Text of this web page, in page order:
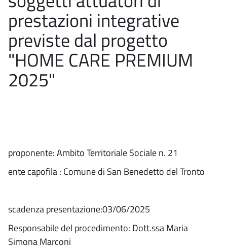
prestazioni integrative
previste dal progetto
"HOME CARE PREMIUM
2025"
proponente: Ambito Territoriale Sociale n. 21
ente capofila : Comune di San Benedetto del Tronto
scadenza presentazione:03/06/2025
Responsabile del procedimento: Dott.ssa Maria
Simona Marconi